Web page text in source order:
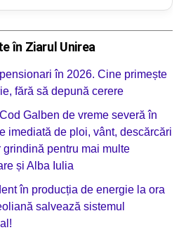
în Ziarul Unirea
în 2026. Cine primește
fără să depună cerere
Galben de vreme severă în
imediată de ploi, vânt, descărcări
pentru mai multe
și Alba Iulia
în producția de energie la ora
salvează sistemul